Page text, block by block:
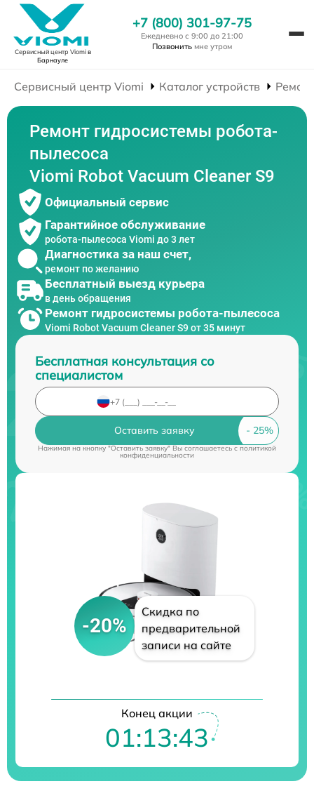
Сервисный центр Viomiв
Барнауле
+7 (800) 301-97-75
Ежедневно с 9:00 до 21:00
Позвонить мне утром
Сервисный центр Viomi Каталог устройств
Ремонт гидросистемы робота-
пылесоса
Viomi Robot Vacuum Cleaner S9
Официальный сервис
Гарантийное обслуживание
робота-пылесоса Viomi до 3 лет
Диагностика за наш счет,
ремонт по желанию
Бесплатный выезд курьера
в день обращения
Ремонт гидросистемы робота-пылесоса
Viomi Robot Vacuum Cleaner S9 от 35 минут
Бесплатная консультация со
специалистом
Оставить заявку
Нажимая на кнопку "Оставить заявку" Вы соглашаетесь cполитикой
конфиденциальности
-20%
Скидка по
предварительной
записи на сайте
Конец акции
01:13:42